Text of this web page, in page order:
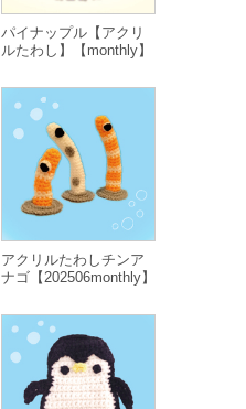
パイナップル【アクリ
ルたわし】【monthly】
アクリルたわしチンア
ナゴ【202506monthly】